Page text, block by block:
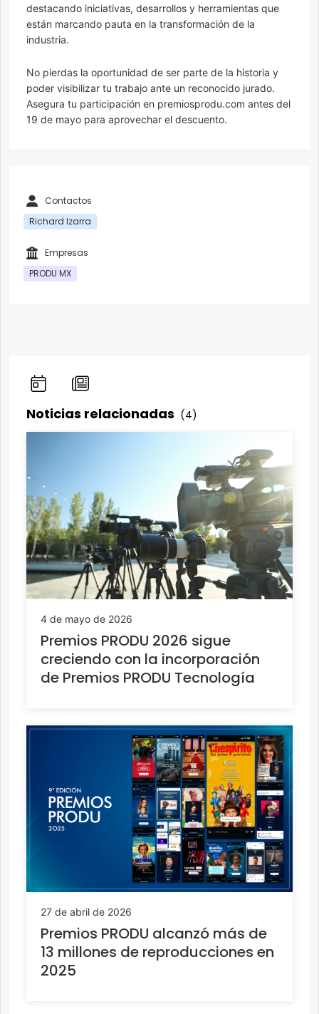
destacando iniciativas, desarrollos y herramientas que
están marcando pauta en la transformación de la
industria.
No pierdas la oportunidad de ser parte de la historia y
poder visibilizar tu trabajo ante un reconocido jurado.
Asegura tu participación en premiosprodu.com antes del
19 de mayo para aprovechar el descuento.
Contactos
Richard Izarra
Empresas
PRODU MX
Noticias relacionadas (4)
4 de mayo de 2026
Premios PRODU 2026 sigue
creciendo con la incorporación
de Premios PRODU Tecnología
27 de abril de 2026
Premios PRODU alcanzó más de
13 millones de reproducciones en
2025